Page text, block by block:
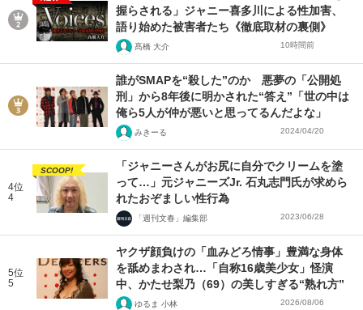
握らされる」ジャニー喜多川による性加害、
語り始めた被害者たち《徹底取材の裏側》
髙橋 大介 10時間前
誰がSMAPを“殺した”のか 悪夢の「公開処
刑」から8年後に明かされた“答え”「世の中は
俺ら5人が仲が悪いと思ってるんだよな」
みきーる 2024/04/20
4位
4
SCOOP!
「ジャニーさんがお尻に自分でクリームを塗
って…」元ジャニーズJr. 石丸志門氏が求めら
れたおぞましい性行為
「週刊文春」編集部 2023/06/28
5位
5
ヤクザ顔負けの「血みどろ情事」豊満な身体
を舐めまわされ…「自称16歳美少女」怪演
中、かたせ梨乃（69）の美しすぎる“熟れ方”
ゆるま 小林 2026/08/06